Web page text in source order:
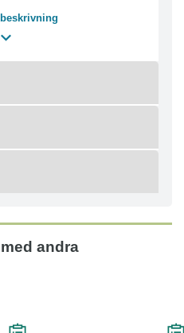
recept/funktion.
med avvägd spänst, X-
ultimata valet för de
andra